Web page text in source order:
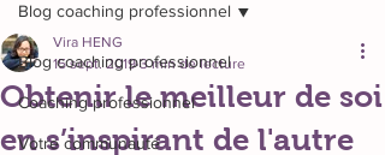
Blog coaching professionnel
Coaching professionnel
Votre communauté
Blog coaching professionnel
Obtenir le meilleur de soi
en s’inspirant de l'autre
Vira HENG
15 sept. 2019 3 min de lecture